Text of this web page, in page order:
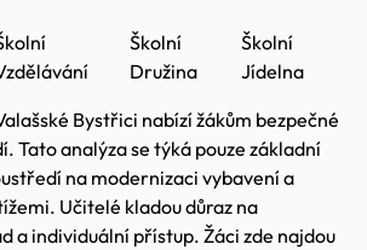
Školní
Družina
Školní
Jídelna
Bystřici nabízí žákům bezpečné
Tato analýza se týká pouze základní
na modernizaci vybavení a
Učitelé kladou důraz na
a individuální přístup. Žáci zde najdou